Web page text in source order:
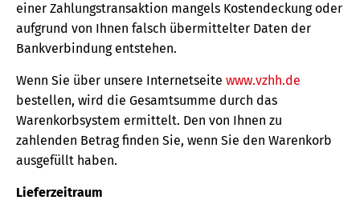
einer Zahlungstransaktion mangels Kostendeckung oder
aufgrund von Ihnen falsch übermittelter Daten der
Bankverbindung entstehen.
Wenn Sie über unsere Internetseite www.vzhh.de
bestellen, wird die Gesamtsumme durch das
Warenkorbsystem ermittelt. Den von Ihnen zu
zahlenden Betrag finden Sie, wenn Sie den Warenkorb
ausgefüllt haben.
Lieferzeitraum